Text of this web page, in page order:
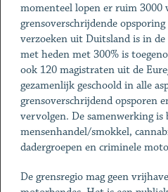
momenteel lopen er ruim 3000
grensoverschrijdende
verzoeken uit Duitsland is in
met heden met 300% is
ook 120 magistraten uit de
gezamenlijk geschoold in alle
grensoverschrijdend opsporen
vervolgen. De samenwerking
mensenhandel/smokkel,
dadergroepen en criminele
De grensregio mag geen